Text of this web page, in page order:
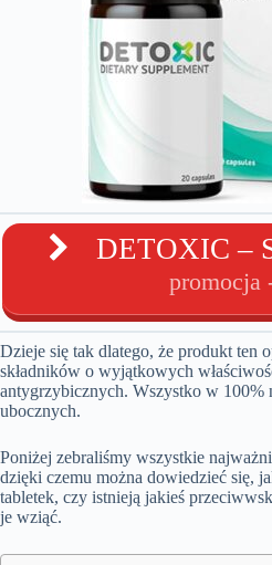
DETOXIC –
promocja
Dzieje się tak dlatego, że produkt ten
składników o wyjątkowych
antygrzybicznych. Wszystko w 100%
ubocznych.
Poniżej zebraliśmy wszystkie
dzięki czemu można dowiedzieć się,
tabletek, czy istnieją jakieś
je wziąć.